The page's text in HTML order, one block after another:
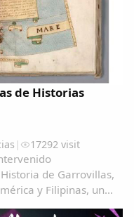
de Historias
| 17292 visit
de Garrovillas,
y Filipinas, una